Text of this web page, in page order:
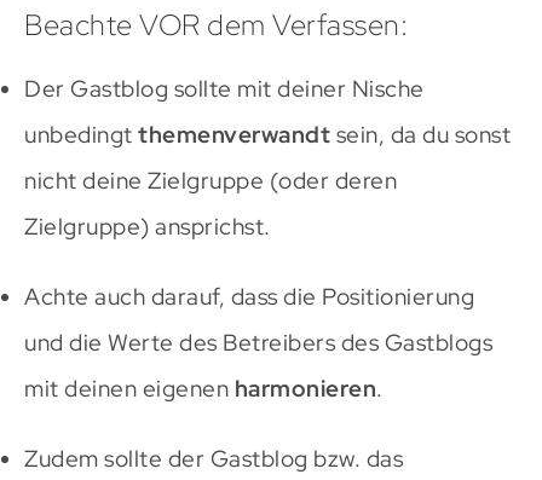
Beachte VOR dem Verfassen:
Der Gastblog sollte mit deiner Nische
unbedingt themenverwandt sein, da du sonst
nicht deine Zielgruppe (oder deren
Zielgruppe) ansprichst.
Achte auch darauf, dass die Positionierung
und die Werte des Betreibers des Gastblogs
mit deinen eigenen harmonieren.
Zudem sollte der Gastblog bzw. das